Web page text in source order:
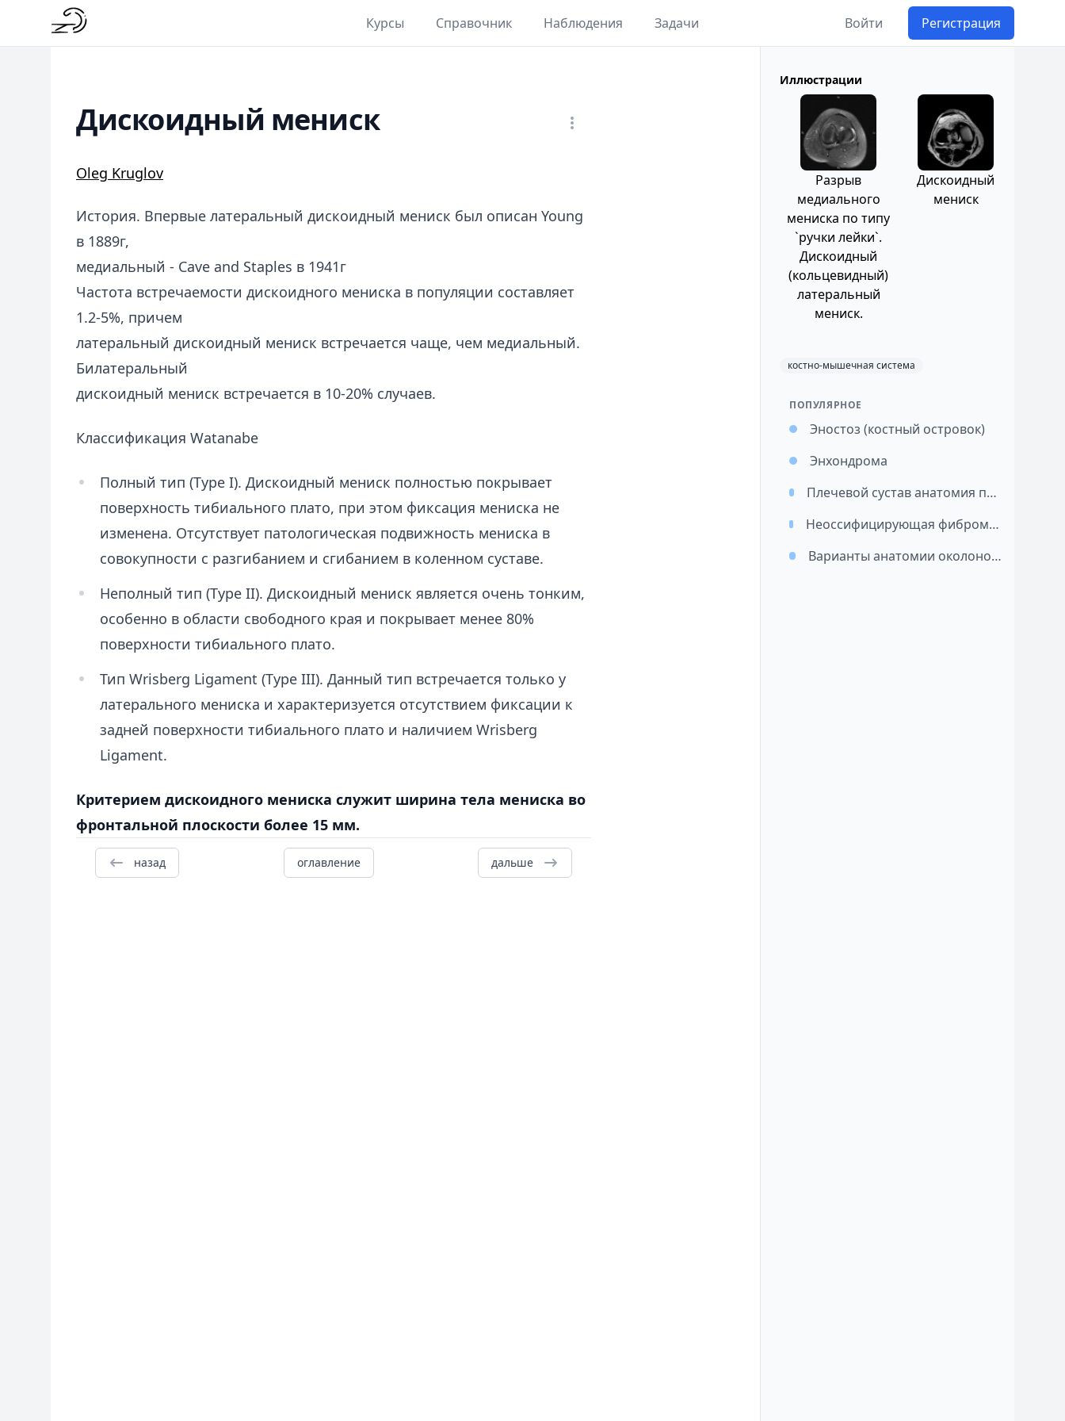
Курсы Справочник Наблюдения Задачи Войти Регистрация
Дискоидный мениск
Oleg Kruglov
История. Впервые латеральный дискоидный мениск был описан Young
в 1889г,
медиальный - Cave and Staples в 1941г
Частота встречаемости дискоидного мениска в популяции составляет
1.2-5%, причем
латеральный дискоидный мениск встречается чаще, чем медиальный.
Билатеральный
дискоидный мениск встречается в 10-20% случаев.
Классификация Watanabe
Полный тип (Type I). Дискоидный мениск полностью покрывает
поверхность тибиального плато, при этом фиксация мениска не
изменена. Отсутствует патологическая подвижность мениска в
совокупности с разгибанием и сгибанием в коленном суставе.
Неполный тип (Type II). Дискоидный мениск является очень тонким,
особенно в области свободного края и покрывает менее 80%
поверхности тибиального плато.
Тип Wrisberg Ligament (Type III). Данный тип встречается только у
латерального мениска и характеризуется отсутствием фиксации к
задней поверхности тибиального плато и наличием Wrisberg
Ligament.
Критерием дискоидного мениска служит ширина тела мениска во
фронтальной плоскости более 15 мм.
назад оглавление дальше
Иллюстрации
Разрыв
медиального
мениска по типу
`ручки лейки`.
Дискоидный
(кольцевидный)
латеральный
мениск.
Дискоидный
мениск
костно-мышечная система
ПОПУЛЯРНОЕ
Эностоз (костный островок)
Энхондрома
Плечевой сустав анатомия при МРТ исследовании
Неоссифицирующая фиброма (фиброзный кортикальный дефект)
Варианты анатомии околоносовых пазух